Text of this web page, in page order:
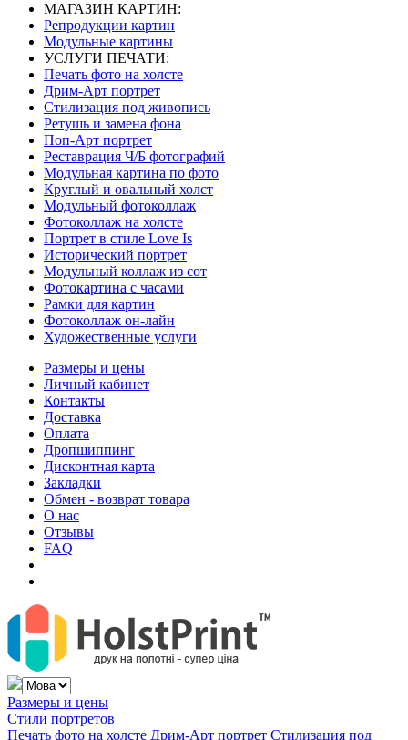
МАГАЗИН КАРТИН:
Репродукции картин
Модульные картины
УСЛУГИ ПЕЧАТИ:
Печать фото на холсте
Дрим-Арт портрет
Стилизация под живопись
Ретушь и замена фона
Поп-Арт портрет
Реставрация Ч/Б фотографий
Модульная картина по фото
Круглый и овальный холст
Модульный фотоколлаж
Фотоколлаж на холсте
Портрет в стиле Love Is
Исторический портрет
Модульный коллаж из сот
Фотокартина с часами
Рамки для картин
Фотоколлаж он-лайн
Художественные услуги
Размеры и цены
Личный кабинет
Контакты
Доставка
Оплата
Дропшиппинг
Дисконтная карта
Закладки
Обмен - возврат товара
О нас
Отзывы
FAQ
Размеры и цены
Стили портретов
Печать фото на холсте Дрим-Арт портрет Стилизация под